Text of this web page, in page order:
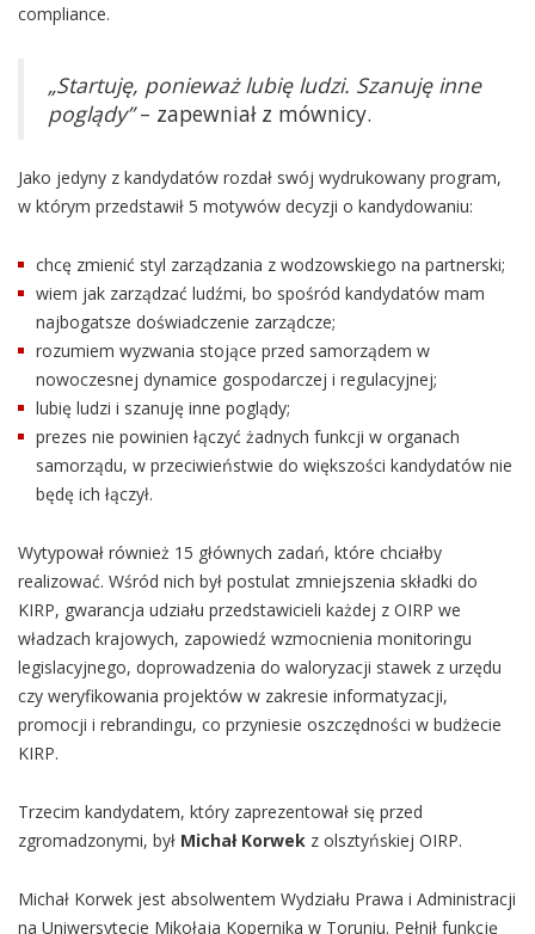
compliance.
„Startuję, ponieważ lubię ludzi. Szanuję inne
poglądy”– zapewniał z mównicy.
Jako jedyny z kandydatów rozdał swój wydrukowany program,
w którym przedstawił 5 motywów decyzji o kandydowaniu:
chcę zmienić styl zarządzania z wodzowskiego na partnerski;
wiem jak zarządzać ludźmi, bo spośród kandydatów mam
najbogatsze doświadczenie zarządcze;
rozumiem wyzwania stojące przed samorządem w
nowoczesnej dynamice gospodarczej i regulacyjnej;
lubię ludzi i szanuję inne poglądy;
prezes nie powinien łączyć żadnych funkcji w organach
samorządu, w przeciwieństwie do większości kandydatów nie
będę ich łączył.
Wytypował również 15 głównych zadań, które chciałby
realizować. Wśród nich był postulat zmniejszenia składki do
KIRP, gwarancja udziału przedstawicieli każdej z OIRP we
władzach krajowych, zapowiedź wzmocnienia monitoringu
legislacyjnego, doprowadzenia do waloryzacji stawek z urzędu
czy weryfikowania projektów w zakresie informatyzacji,
promocji i rebrandingu, co przyniesie oszczędności w budżecie
KIRP.
Trzecim kandydatem, który zaprezentował się przed
zgromadzonymi, był Michał Korwek z olsztyńskiej OIRP.
Michał Korwek jest absolwentem Wydziału Prawa i Administracji
na Uniwersytecie Mikołaja Kopernika w Toruniu. Pełnił funkcję